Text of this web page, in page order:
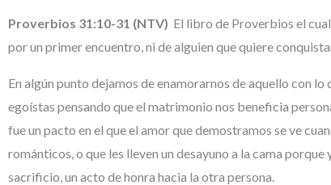
Proverbios 31:10-31 (NTV) El libro de Proverbios el
por un primer encuentro, ni de alguien que quiere
En algún punto dejamos de enamorarnos de aquello con
egoístas pensando que el matrimonio nos beneficia
fue un pacto en el que el amor que demostramos se ve
románticos, o que les lleven un desayuno a la cama
sacrificio, un acto de honra hacia la otra persona.